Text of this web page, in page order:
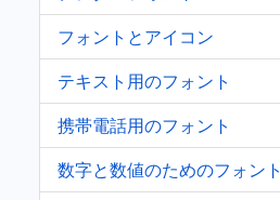
フォントとアイコン
テキスト用のフォント
携帯電話用のフォント
数字と数値のためのフォント